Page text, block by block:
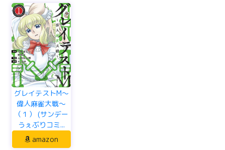
グレイテストM～
偉人麻雀大戦～
（１） (サンデー
うぇぶりコミ...
amazon